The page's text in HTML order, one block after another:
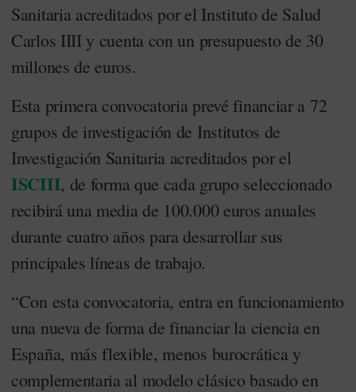
Sanitaria acreditados por el Instituto de Salud
Carlos IIII y cuenta con un presupuesto de 30
millones de euros.
Esta primera convocatoria prevé financiar a 72
grupos de investigación de Institutos de
Investigación Sanitaria acreditados por el
ISCIII, de forma que cada grupo seleccionado
recibirá una media de 100.000 euros anuales
durante cuatro años para desarrollar sus
principales líneas de trabajo.
“Con esta convocatoria, entra en funcionamiento
una nueva de forma de financiar la ciencia en
España, más flexible, menos burocrática y
complementaria al modelo clásico basado en